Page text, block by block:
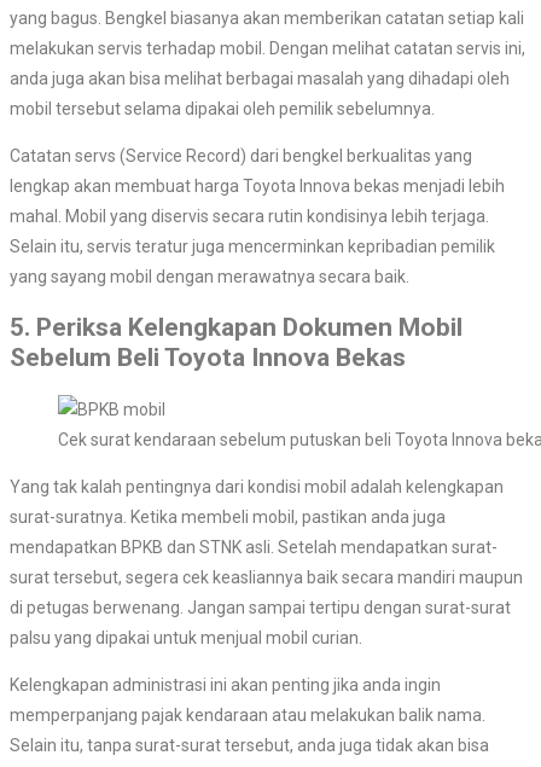
yang bagus. Bengkel biasanya akan memberikan catatan setiap kali
melakukan servis terhadap mobil. Dengan melihat catatan servis ini,
anda juga akan bisa melihat berbagai masalah yang dihadapi oleh
mobil tersebut selama dipakai oleh pemilik sebelumnya.
Catatan servs (Service Record) dari bengkel berkualitas yang
lengkap akan membuat harga Toyota Innova bekas menjadi lebih
mahal. Mobil yang diservis secara rutin kondisinya lebih terjaga.
Selain itu, servis teratur juga mencerminkan kepribadian pemilik
yang sayang mobil dengan merawatnya secara baik.
5. Periksa Kelengkapan Dokumen Mobil
Sebelum Beli Toyota Innova Bekas
Cek surat kendaraan sebelum putuskan beli Toyota Innova
Yang tak kalah pentingnya dari kondisi mobil adalah kelengkapan
surat-suratnya. Ketika membeli mobil, pastikan anda juga
mendapatkan BPKB dan STNK asli. Setelah mendapatkan surat-
surat tersebut, segera cek keasliannya baik secara mandiri maupun
di petugas berwenang. Jangan sampai tertipu dengan surat-surat
palsu yang dipakai untuk menjual mobil curian.
Kelengkapan administrasi ini akan penting jika anda ingin
memperpanjang pajak kendaraan atau melakukan balik nama.
Selain itu, tanpa surat-surat tersebut, anda juga tidak akan bisa